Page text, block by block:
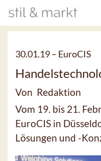
30.01.19 – EuroCIS
Von Redaktion
Vom 19. bis 21.
EuroCIS in
Lösungen und -